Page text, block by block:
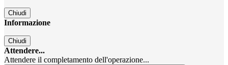
Chiudi
Informazione
Chiudi
Attendere...
Attendere il completamento dell'operazione...